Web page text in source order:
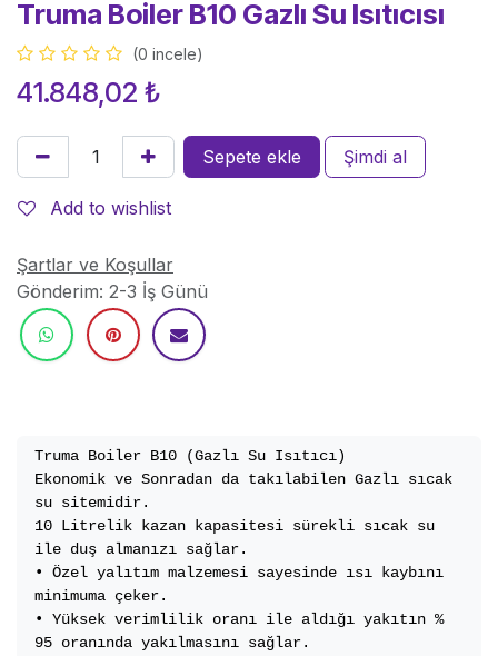
Truma Boiler B10 Gazlı Su Isıtıcısı
(0 incele)
41.848,02 ₺
Sepete ekle Şimdi al
Add to wishlist
Şartlar ve Koşullar
Gönderim: 2-3 İş Günü
Truma Boiler B10 (Gazlı Su Isıtıcı)
Ekonomik ve Sonradan da takılabilen Gazlı sıcak
su sitemidir.
10 Litrelik kazan kapasitesi sürekli sıcak su
ile duş almanızı sağlar.
• Özel yalıtım malzemesi sayesinde ısı kaybını
minimuma çeker.
• Yüksek verimlilik oranı ile aldığı yakıtın %
95 oranında yakılmasını sağlar.